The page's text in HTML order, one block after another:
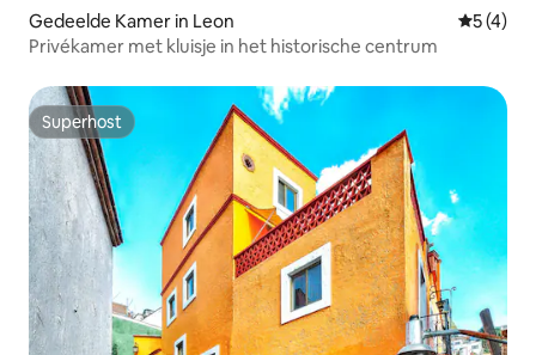
Gedeelde Kamer in Leon
5 (4)
Privékamer met kluisje in het historische centrum
Superhost
Superhost